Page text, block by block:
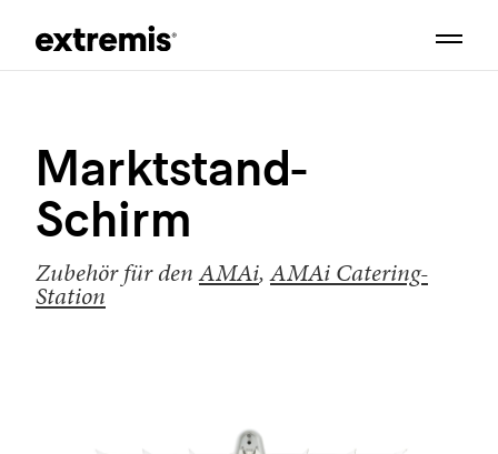
Marktstand-
Schirm
Zubehör für denAMAi,AMAi Catering-
Station